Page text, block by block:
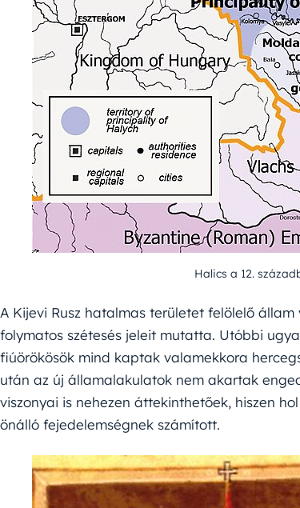
Halics a 12.
A Kijevi Rusz hatalmas területet felölelő
folymatos szétesés jeleit mutatta. Utóbbi
fiúörökösök mind kaptak valamekkora
után az új államalakulatok nem akartak
viszonyai is nehezen áttekinthetőek, hiszen
önálló fejedelemségnek számított.